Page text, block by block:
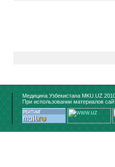
Медицина Узбекистана MKU.UZ
При использовании материалов